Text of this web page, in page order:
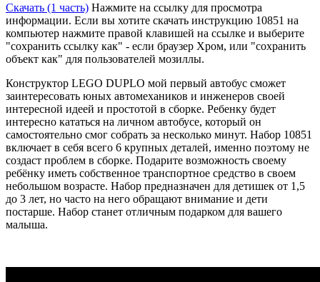
Скачать (1 часть) Нажмите на ссылку для просмотра
информации. Если вы хотите скачать инструкцию 10851 на
компьютер нажмите правой клавишей на ссылке и выберите
"сохранить ссылку как" - если браузер Хром, или "сохранить
объект как" для пользователей мозиллы.
Конструктор LEGO DUPLO мой первый автобус сможет
заинтересовать юных автомехаников и инженеров своей
интересной идеей и простотой в сборке. Ребенку будет
интересно кататься на личном автобусе, который он
самостоятельно смог собрать за несколько минут. Набор 10851
включает в себя всего 6 крупных деталей, именно поэтому не
создаст проблем в сборке. Подарите возможность своему
ребёнку иметь собственное транспортное средство в своем
небольшом возрасте. Набор предназначен для детишек от 1,5
до 3 лет, но часто на него обращают внимание и дети
постарше. Набор станет отличным подарком для вашего
малыша.